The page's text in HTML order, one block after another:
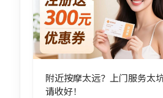
附近按摩太远？上门服务太
请收好！